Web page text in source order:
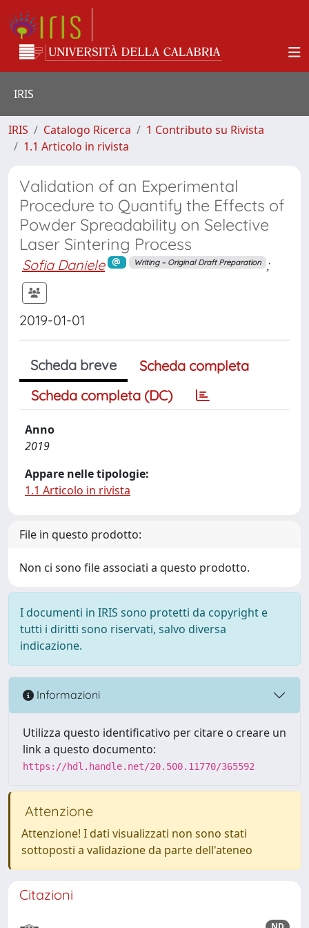
IRIS
IRIS Catalogo Ricerca
1 Contributo su Rivista
1.1 Articolo in rivista
Validation of an Experimental
Procedure to Quantify the Effects of
Powder Spreadability on Selective
Laser Sintering Process
Sofia Daniele Writing – Original Draft Preparation ;
2019-01-01
Scheda breve
Scheda completa
Scheda completa (DC)
Anno
2019
Appare nelle tipologie:
1.1 Articolo in rivista
File in questo prodotto:
Non ci sono file associati a questo prodotto.
I documenti in IRIS sono protetti da copyright e
tutti i diritti sono riservati, salvo diversa
indicazione.
Informazioni
Utilizza questo identificativo per citare o creare un
link a questo documento:
https://hdl.handle.net/20.500.11770/365592
Attenzione
Attenzione! I dati visualizzati non sono stati
sottoposti a validazione da parte dell'ateneo
Citazioni